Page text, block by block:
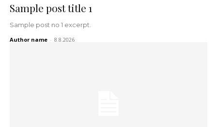
Sample post title 1
Sample post no 1 excerpt.
Author name - 8.8.2026